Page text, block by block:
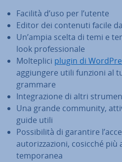
Facilità d’uso per l’utente
Editor dei contenuti facile
Un’ampia scelta di temi e
look pro­fes­sio­na­le
Mol­te­pli­ci plugin di
ag­giun­ge­re utili funzioni al
gram­ma­re
In­te­gra­zio­ne di altri
Una grande community,
guide utili
Pos­si­bi­li­tà di garantire
au­to­riz­za­zio­ni, cosicché
tem­po­ra­nea